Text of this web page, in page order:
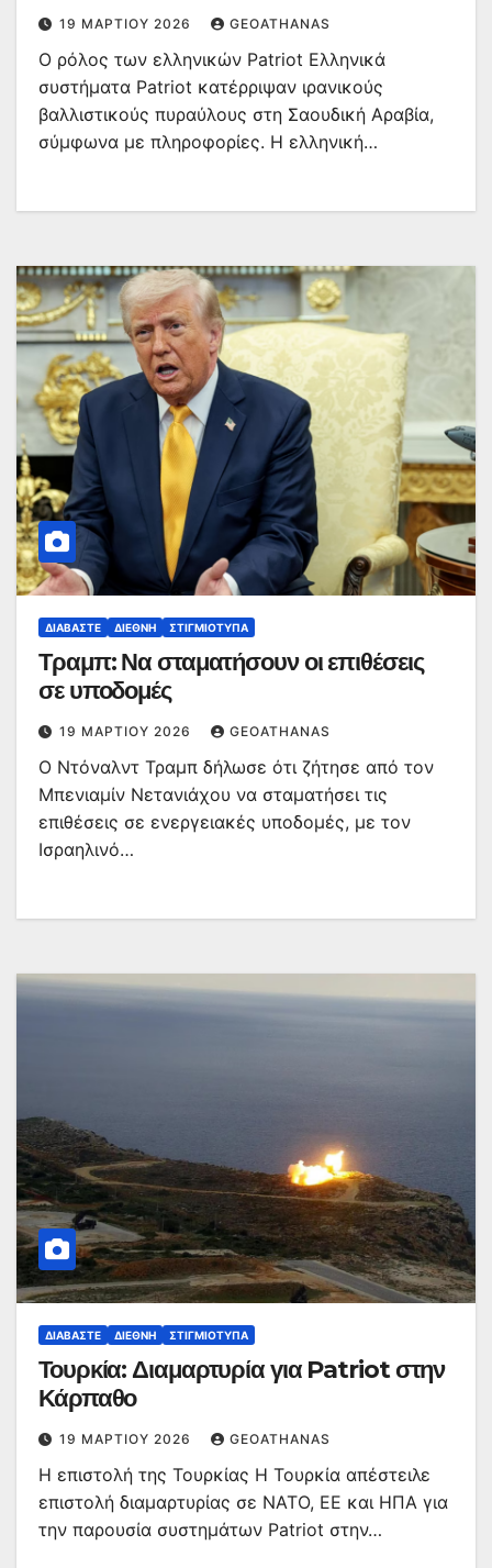
19 ΜΑΡΤΊΟΥ 2026 GEOATHANAS
Ο ρόλος των ελληνικών Patriot Ελληνικά
συστήματα Patriot κατέρριψαν ιρανικούς
βαλλιστικούς πυραύλους στη Σαουδική Αραβία,
σύμφωνα με πληροφορίες. Η ελληνική…
ΔΙΑΒΆΣΤΕ ΔΙΕΘΝΉ ΣΤΙΓΜΙΌΤΥΠΑ
Τραμπ: Να σταματήσουν οι επιθέσεις
σε υποδομές
19 ΜΑΡΤΊΟΥ 2026 GEOATHANAS
Ο Ντόναλντ Τραμπ δήλωσε ότι ζήτησε από τον
Μπενιαμίν Νετανιάχου να σταματήσει τις
επιθέσεις σε ενεργειακές υποδομές, με τον
Ισραηλινό…
ΔΙΑΒΆΣΤΕ ΔΙΕΘΝΉ ΣΤΙΓΜΙΌΤΥΠΑ
Τουρκία: Διαμαρτυρία για Patriot στην
Κάρπαθο
19 ΜΑΡΤΊΟΥ 2026 GEOATHANAS
Η επιστολή της Τουρκίας Η Τουρκία απέστειλε
επιστολή διαμαρτυρίας σε ΝΑΤΟ, ΕΕ και ΗΠΑ για
την παρουσία συστημάτων Patriot στην…